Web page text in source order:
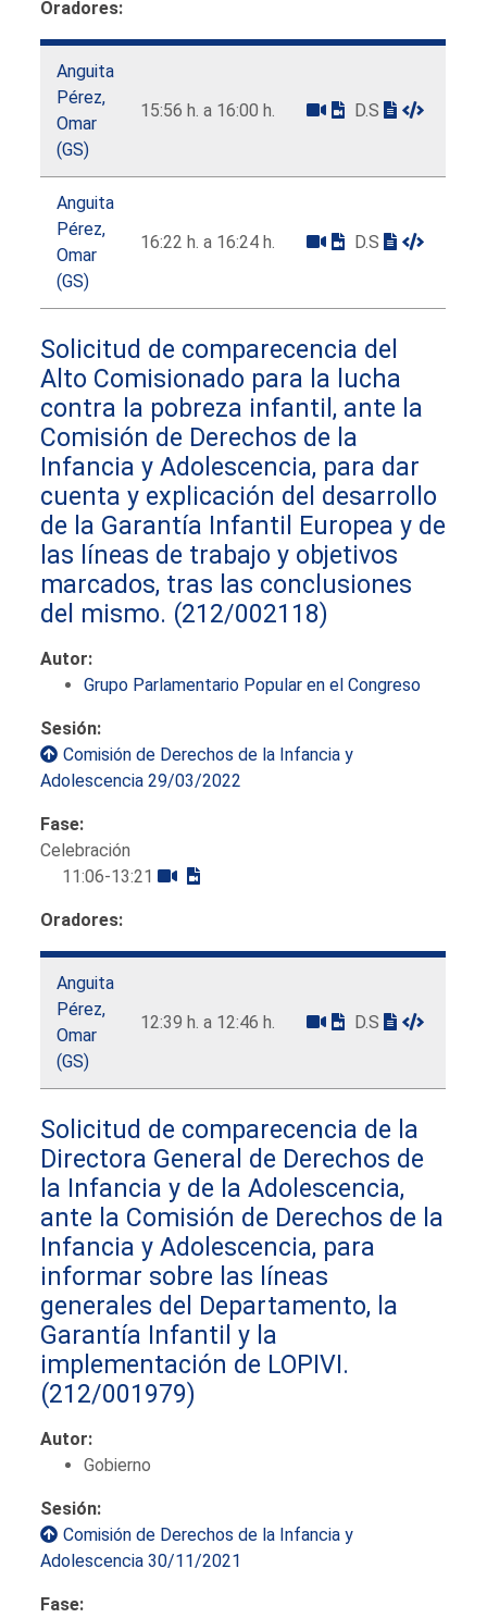
Oradores:
Anguita
Pérez,
Omar
(GS)
15:56 h. a 16:00 h. D.S
Anguita
Pérez,
Omar
(GS)
16:22 h. a 16:24 h. D.S
Solicitud de comparecencia del
Alto Comisionado para la lucha
contra la pobreza infantil, ante la
Comisión de Derechos de la
Infancia y Adolescencia, para dar
cuenta y explicación del desarrollo
de la Garantía Infantil Europea y de
las líneas de trabajo y objetivos
marcados, tras las conclusiones
del mismo. (212/002118)
Autor:
Grupo Parlamentario Popular en el Congreso
Sesión:
Comisión de Derechos de la Infancia y
Adolescencia 29/03/2022
Fase:
Celebración
11:06-13:21
Oradores:
Anguita
Pérez,
Omar
(GS)
12:39 h. a 12:46 h. D.S
Solicitud de comparecencia de la
Directora General de Derechos de
la Infancia y de la Adolescencia,
ante la Comisión de Derechos de la
Infancia y Adolescencia, para
informar sobre las líneas
generales del Departamento, la
Garantía Infantil y la
implementación de LOPIVI.
(212/001979)
Autor:
Gobierno
Sesión:
Comisión de Derechos de la Infancia y
Adolescencia 30/11/2021
Fase: